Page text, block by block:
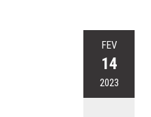
FEV
14
2023